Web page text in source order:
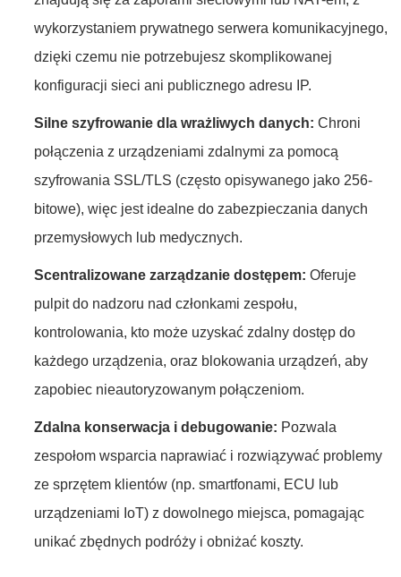
wykorzystaniem prywatnego serwera komunikacyjnego,
dzięki czemu nie potrzebujesz skomplikowanej
konfiguracji sieci ani publicznego adresu IP.
Silne szyfrowanie dla wrażliwych danych: Chroni
połączenia z urządzeniami zdalnymi za pomocą
szyfrowania SSL/TLS (często opisywanego jako 256-
bitowe), więc jest idealne do zabezpieczania danych
przemysłowych lub medycznych.
Scentralizowane zarządzanie dostępem: Oferuje
pulpit do nadzoru nad członkami zespołu,
kontrolowania, kto może uzyskać zdalny dostęp do
każdego urządzenia, oraz blokowania urządzeń, aby
zapobiec nieautoryzowanym połączeniom.
Zdalna konserwacja i debugowanie: Pozwala
zespołom wsparcia naprawiać i rozwiązywać problemy
ze sprzętem klientów (np. smartfonami, ECU lub
urządzeniami IoT) z dowolnego miejsca, pomagając
unikać zbędnych podróży i obniżać koszty.